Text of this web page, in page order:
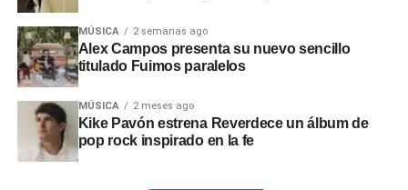
MÚSICA 2 semanas ago
Alex Campos presenta su nuevo sencillo
titulado Fuimos paralelos
MÚSICA 2 meses ago
Kike Pavón estrena Reverdece un álbum de
pop rock inspirado en la fe